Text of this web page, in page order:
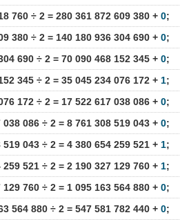
760 ÷ 2 = 280 361 872 609 380 + 0;
380 ÷ 2 = 140 180 936 304 690 + 0;
690 ÷ 2 = 70 090 468 152 345 + 0;
345 ÷ 2 = 35 045 234 076 172 + 1;
172 ÷ 2 = 17 522 617 038 086 + 0;
038 086 ÷ 2 = 8 761 308 519 043 + 0;
519 043 ÷ 2 = 4 380 654 259 521 + 1;
259 521 ÷ 2 = 2 190 327 129 760 + 1;
129 760 ÷ 2 = 1 095 163 564 880 + 0;
564 880 ÷ 2 = 547 581 782 440 + 0;